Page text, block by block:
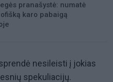
pranašystė: numatė
karo pabaigą
nesileisti į jokias
spekuliacijų.